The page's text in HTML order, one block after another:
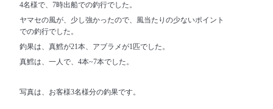
4名様で、7時出船での釣行でした。
ヤマセの風が、少し強かったので、風当たりの少ないポイント
での釣行でした。
釣果は、真鱈が21本、アブラメが1匹でした。
真鱈は、一人で、4本~7本でした。
写真は、お客様3名様分の釣果です。